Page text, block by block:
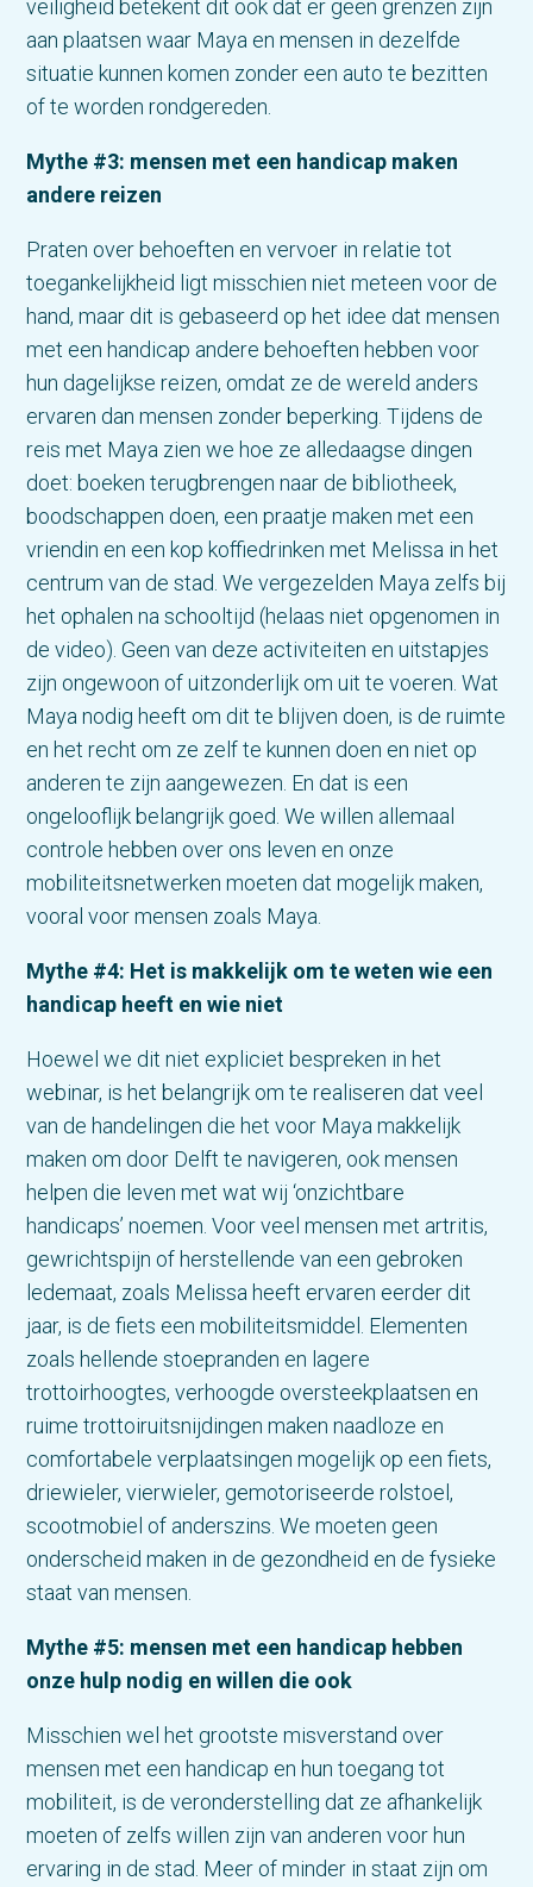
veiligheid betekent dit ook dat er geen grenzen zijn
aan plaatsen waar Maya en mensen in dezelfde
situatie kunnen komen zonder een auto te bezitten
of te worden rondgereden.
Mythe #3: mensen met een handicap maken
andere reizen
Praten over behoeften en vervoer in relatie tot
toegankelijkheid ligt misschien niet meteen voor de
hand, maar dit is gebaseerd op het idee dat mensen
met een handicap andere behoeften hebben voor
hun dagelijkse reizen, omdat ze de wereld anders
ervaren dan mensen zonder beperking. Tijdens de
reis met Maya zien we hoe ze alledaagse dingen
doet: boeken terugbrengen naar de bibliotheek,
boodschappen doen, een praatje maken met een
vriendin en een kop koffiedrinken met Melissa in het
centrum van de stad. We vergezelden Maya zelfs bij
het ophalen na schooltijd (helaas niet opgenomen in
de video). Geen van deze activiteiten en uitstapjes
zijn ongewoon of uitzonderlijk om uit te voeren. Wat
Maya nodig heeft om dit te blijven doen, is de ruimte
en het recht om ze zelf te kunnen doen en niet op
anderen te zijn aangewezen. En dat is een
ongelooflijk belangrijk goed. We willen allemaal
controle hebben over ons leven en onze
mobiliteitsnetwerken moeten dat mogelijk maken,
vooral voor mensen zoals Maya.
Mythe #4: Het is makkelijk om te weten wie een
handicap heeft en wie niet
Hoewel we dit niet expliciet bespreken in het
webinar, is het belangrijk om te realiseren dat veel
van de handelingen die het voor Maya makkelijk
maken om door Delft te navigeren, ook mensen
helpen die leven met wat wij ‘onzichtbare
handicaps’ noemen. Voor veel mensen met artritis,
gewrichtspijn of herstellende van een gebroken
ledemaat, zoals Melissa heeft ervaren eerder dit
jaar, is de fiets een mobiliteitsmiddel. Elementen
zoals hellende stoepranden en lagere
trottoirhoogtes, verhoogde oversteekplaatsen en
ruime trottoiruitsnijdingen maken naadloze en
comfortabele verplaatsingen mogelijk op een fiets,
driewieler, vierwieler, gemotoriseerde rolstoel,
scootmobiel of anderszins. We moeten geen
onderscheid maken in de gezondheid en de fysieke
staat van mensen.
Mythe #5: mensen met een handicap hebben
onze hulp nodig en willen die ook
Misschien wel het grootste misverstand over
mensen met een handicap en hun toegang tot
mobiliteit, is de veronderstelling dat ze afhankelijk
moeten of zelfs willen zijn van anderen voor hun
ervaring in de stad. Meer of minder in staat zijn om